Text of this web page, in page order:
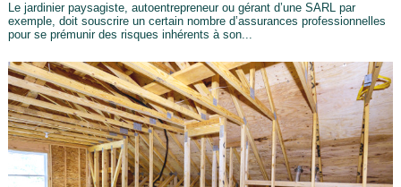
Le jardinier paysagiste, autoentrepreneur ou gérant d’une SARL par
exemple, doit souscrire un certain nombre d’assurances professionnelles
pour se prémunir des risques inhérents à son...